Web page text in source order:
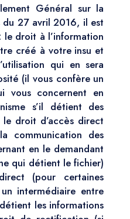
Général sur la
du 27 avril 2016, il est
le droit à l’information
créé à votre insu et
qui en sera
(il vous confère un
vous concernent en
s’il détient des
droit d’accès direct
communication des
en le demandant
qui détient le fichier)
(pour certaines
intermédiaire entre
les informations